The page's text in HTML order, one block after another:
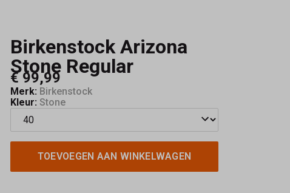
Birkenstock Arizona
Stone Regular
€ 99,99
Merk: Birkenstock
Kleur: Stone
TOEVOEGEN AAN WINKELWAGEN